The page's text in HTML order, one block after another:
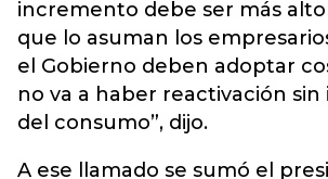
incremento debe ser más
que lo asuman los
el Gobierno deben adoptar
no va a haber reactivación
del consumo”, dijo.
A ese llamado se sumó el